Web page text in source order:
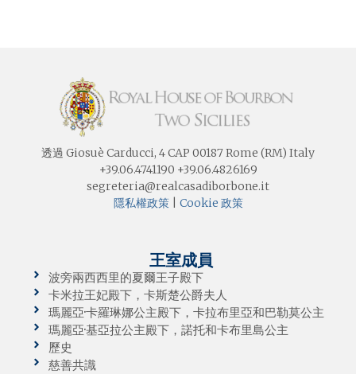
透過 Giosuè Carducci, 4 CAP 00187 Rome (RM) Italy
+39.06.4741190 +39.06.4826169
segreteria@realcasadiborbone.it
隱私權政策| Cookie 政策
王室成員
波旁兩西西里的夏爾王子殿下
卡米拉王妃殿下，卡斯楚公爵夫人
瑪麗亞·卡羅琳娜公主殿下，卡拉布里亞和巴勒莫公主
瑪麗亞·基亞拉公主殿下，諾托和卡布里島公主
歷史
慈善共識